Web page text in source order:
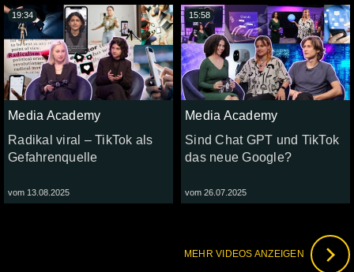
Media Academy
Radikal viral – TikTok als
Gefahrenquelle
vom 13.08.2025
19:34
Media Academy
Sind Chat GPT und TikTok
das neue Google?
vom 26.07.2025
15:58
MEHR VIDEOS ANZEIGEN